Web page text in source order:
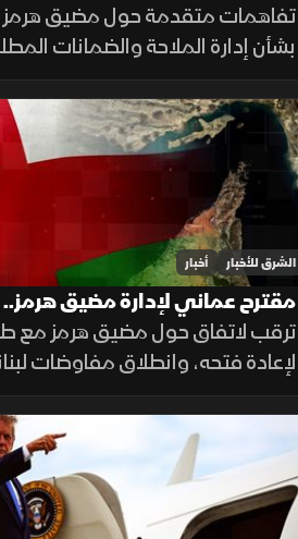
التصعيد مستمرة
تفاهمات متقدمة حول مضيق هرمز
بشأن إدارة الملاحة والضمانات
مع استمرار مفاوضات روما حول
إطلاق النار، وسط تداخل الحسابات
والدولية.
الشرق للأخبار أخبار
مقترح عماني لإدارة مضيق
مفاوضات لبنانية في روما
ترقب لاتفاق حول مضيق هرمز مع
لإعادة فتحه، وانطلاق مفاوضات
في روما، وتأكيد حماس التزامها
الانسحاب، فيما يتصاعد القتال بين
وأوكرانيا.